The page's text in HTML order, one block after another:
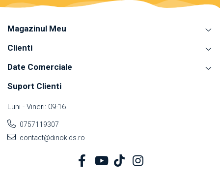
Magazinul Meu
Clienti
Date Comerciale
Suport Clienti
Luni - Vineri: 09-16
0757119307
contact@dinokids.ro